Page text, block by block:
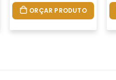
ORÇAR PRODUTO